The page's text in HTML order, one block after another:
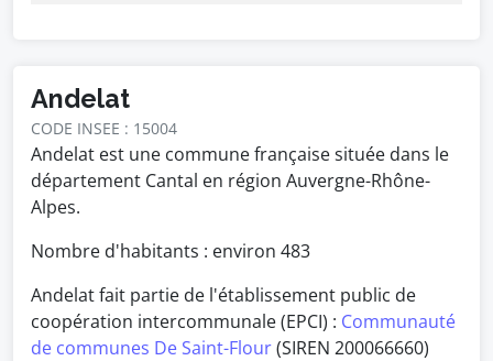
Andelat
CODE INSEE : 15004
Andelat est une commune française située dans le
département Cantal en région Auvergne-Rhône-
Alpes.
Nombre d'habitants : environ 483
Andelat fait partie de l'établissement public de
coopération intercommunale (EPCI) : Communauté
de communes De Saint-Flour(SIREN 200066660)